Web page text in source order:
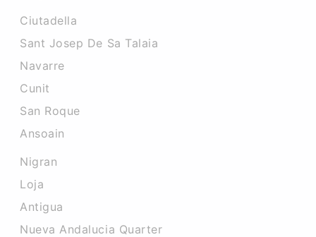
Ciutadella
Sant Josep De Sa Talaia
Navarre
Cunit
San Roque
Ansoain
Nigran
Loja
Antigua
Nueva Andalucia Quarter